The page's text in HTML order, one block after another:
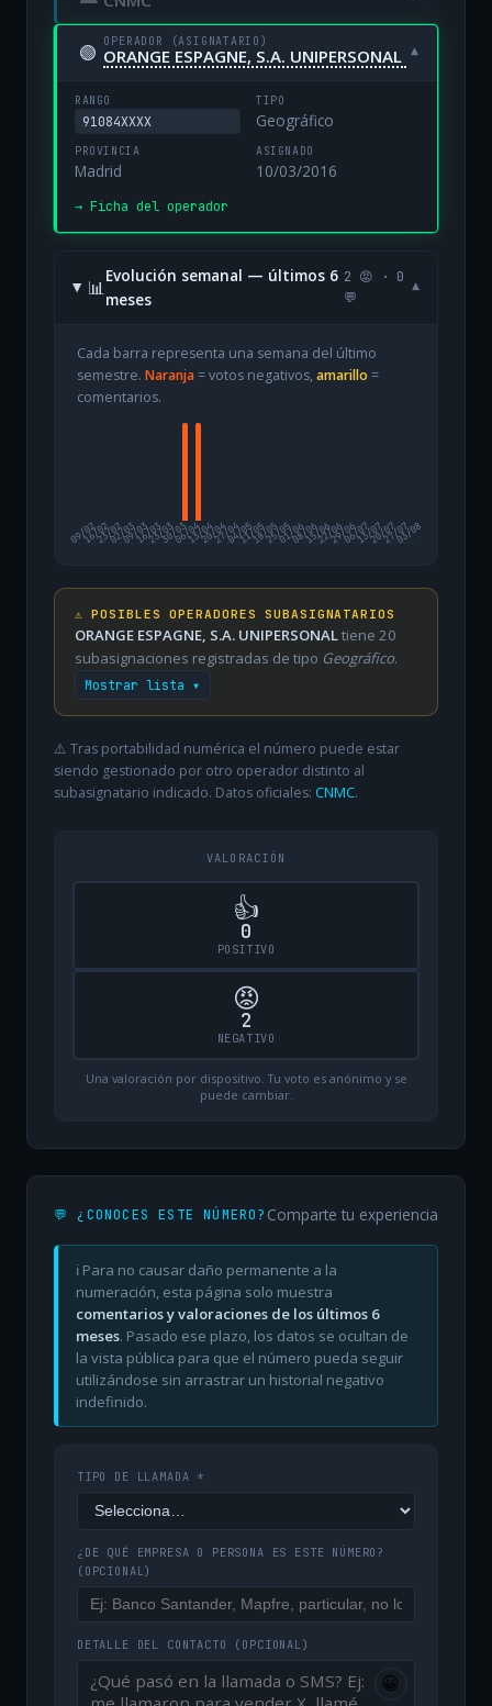
🟢 OPERADOR (ASIGNATARIO)
ORANGE ESPAGNE, S.A. UNIPERSONAL ▾
RANGO
91084XXXX
TIPO
Geográfico
PROVINCIA
Madrid
ASIGNADO
10/03/2016
→ Ficha del operador
📊
Evolución semanal — últimos 6
meses
2 😡 · 0
💬
▾
Cada barra representa una semana del último
semestre. Naranja= votos negativos, amarillo =
comentarios.
09/02
16/0223/0202/0309/0316/0323/0330/0306/0413/0420/0427/0404/0511/0518/0525/0501/0608/0615/0622/0629/0606/0713/0720/0727/07
03/08
⚠️ POSIBLES OPERADORES SUBASIGNATARIOS
ORANGE ESPAGNE, S.A. UNIPERSONALtiene 20
subasignaciones registradas de tipo Geográfico.
Mostrar lista ▾
⚠️ Tras portabilidad numérica el número puede estar
siendo gestionado por otro operador distinto al
subasignatario indicado. Datos oficiales: CNMC.
VALORACIÓN
👍
0
POSITIVO
😡
2
NEGATIVO
Una valoración por dispositivo. Tu voto es anónimo y se
puede cambiar.
💬 ¿CONOCES ESTE NÚMERO? Comparte tu experiencia
ℹ️ Para no causar daño permanente a la
numeración, esta página solo muestra
comentarios y valoraciones de los últimos 6
meses. Pasado ese plazo, los datos se ocultan de
la vista pública para que el número pueda seguir
utilizándose sin arrastrar un historial negativo
indefinido.
TIPO DE LLAMADA *
¿DE QUÉ EMPRESA O PERSONA ES ESTE NÚMERO?
(OPCIONAL)
DETALLE DEL CONTACTO (OPCIONAL)
😀